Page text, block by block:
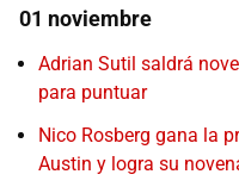
01 noviembre
Adrian Sutil saldrá
para puntuar
Nico Rosberg gana la
Austin y logra su